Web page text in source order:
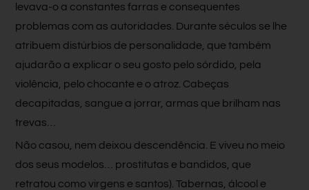
levava-o a constantes farras e consequentes
problemas com as autoridades. Durante séculos se lhe
atribuem distúrbios de personalidade, que também
ajudarão a explicar o seu gosto pelo sórdido, pela
violência, pelo chocante e o atroz. Cabeças
decapitadas, sangue a jorrar, armas que brilham nas
trevas…
Não casou, nem deixou descendência. E viveu no meio
dos seus modelos… prostitutas e bandidos, que
retratou como virgens e santos). Tabernas, álcool e